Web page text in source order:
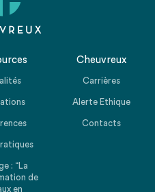
: “La
de
en
Cheuvreux
Carrières
Alerte Ethique
Contacts